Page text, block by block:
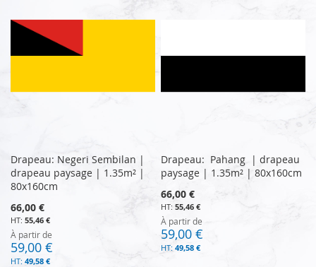
Drapeau: Negeri Sembilan |
drapeau paysage | 1.35m² |
80x160cm
66,00 €
55,46 €
À partir de
59,00 €
49,58 €
Drapeau: Pahang | drapeau
paysage | 1.35m² | 80x160cm
66,00 €
55,46 €
À partir de
59,00 €
49,58 €